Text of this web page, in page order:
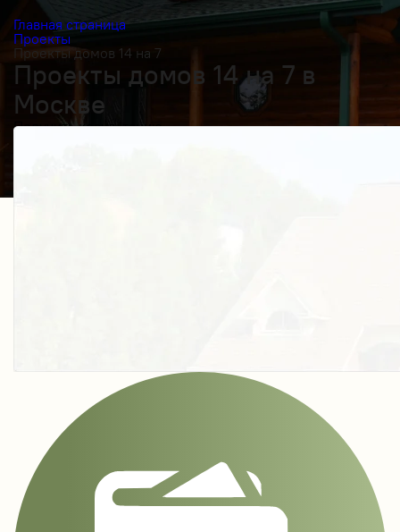
Главная страница
Проекты
Проекты домов 14 на 7
Проекты домов 14 на 7 в
Москве
Получить косультацию